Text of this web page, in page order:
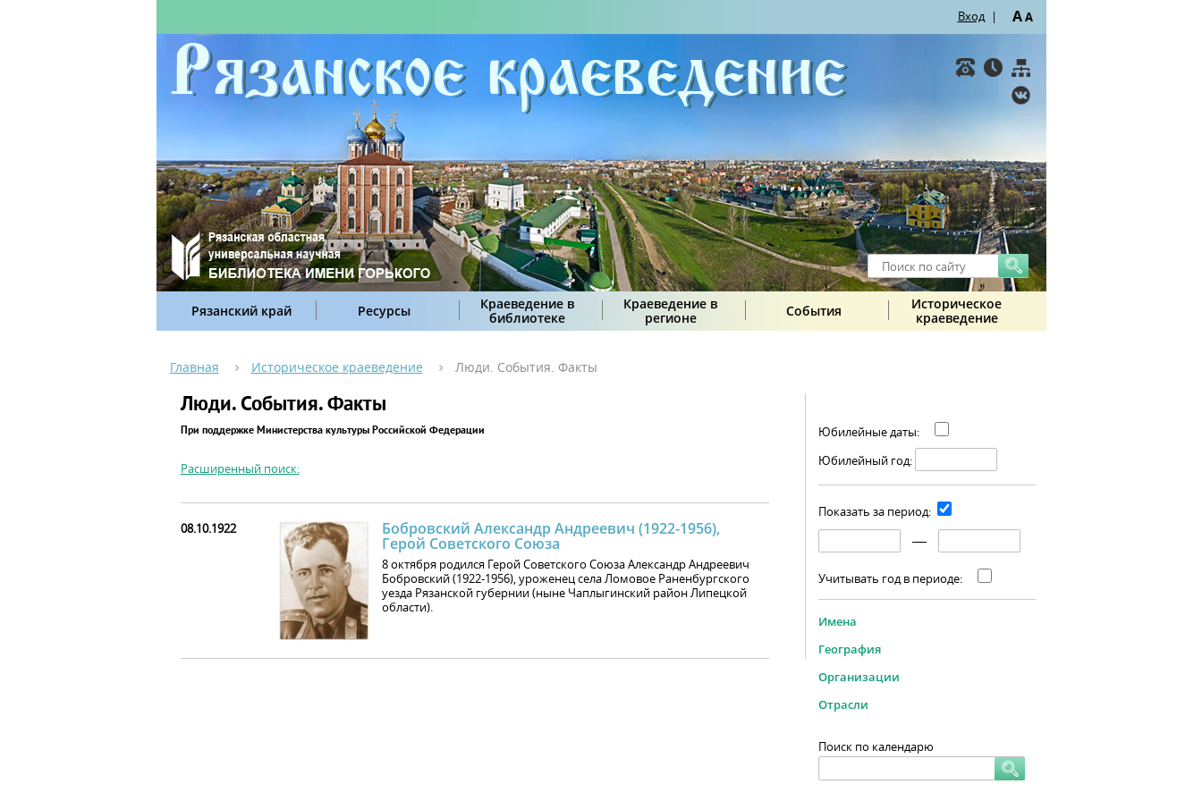
Вход | AA
Рязанский край Ресурсы
Краеведение в
библиотеке
Краеведение в
регионе
События
Историческое
краеведение
Главная Историческое краеведение Люди. События. Факты
Люди. События. Факты
При поддержке Министерства культуры Российской Федерации
Расширенный поиск:
08.10.1922 Бобровский Александр Андреевич (1922-1956),
Герой Советского Союза
8 октября родился Герой Советского Союза Александр Андреевич
Бобровский (1922-1956), уроженец села Ломовое Раненбургского
уезда Рязанской губернии (ныне Чаплыгинский район Липецкой
области).
Юбилейные даты:
Юбилейный год:
Показать за период:
Учитывать год в периоде:
Имена
География
Организации
Отрасли
Поиск по календарю